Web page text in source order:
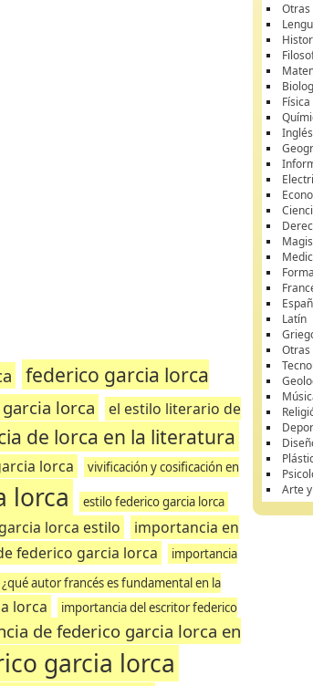
federico garcia lorca
lorca
el estilo literario de
de lorca en la literatura
lorca vivificación y cosificación en
lorca
estilo federico garcia lorca
garcia lorca estilo
importancia en
federico garcia lorca
importancia
¿qué autor francés es fundamental en la
lorca
importancia del escritor federico
de federico garcia lorca en
garcia lorca
Física
Inglés
Latín
Arte